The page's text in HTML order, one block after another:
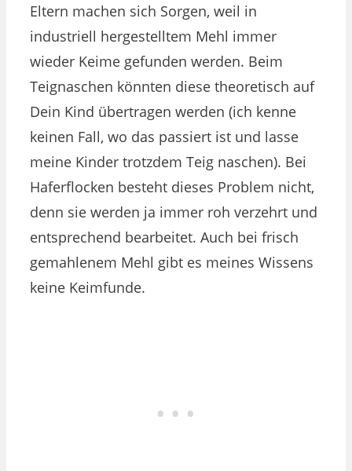
Eltern machen sich Sorgen, weil in
industriell hergestelltem Mehl immer
wieder Keime gefunden werden. Beim
Teignaschen könnten diese theoretisch auf
Dein Kind übertragen werden (ich kenne
keinen Fall, wo das passiert ist und lasse
meine Kinder trotzdem Teig naschen). Bei
Haferflocken besteht dieses Problem nicht,
denn sie werden ja immer roh verzehrt und
entsprechend bearbeitet. Auch bei frisch
gemahlenem Mehl gibt es meines Wissens
keine Keimfunde.